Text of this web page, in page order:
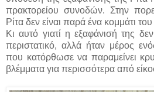
πρακτορείου συνοδών. Στην
Ρίτα δεν είναι παρά ένα κομμάτι
Κι αυτό γιατί η εξαφάνισή της
περιστατικό, αλλά ήταν μέρος
που κατόρθωσε να παραμείνει
βλέμματα για περισσότερα από